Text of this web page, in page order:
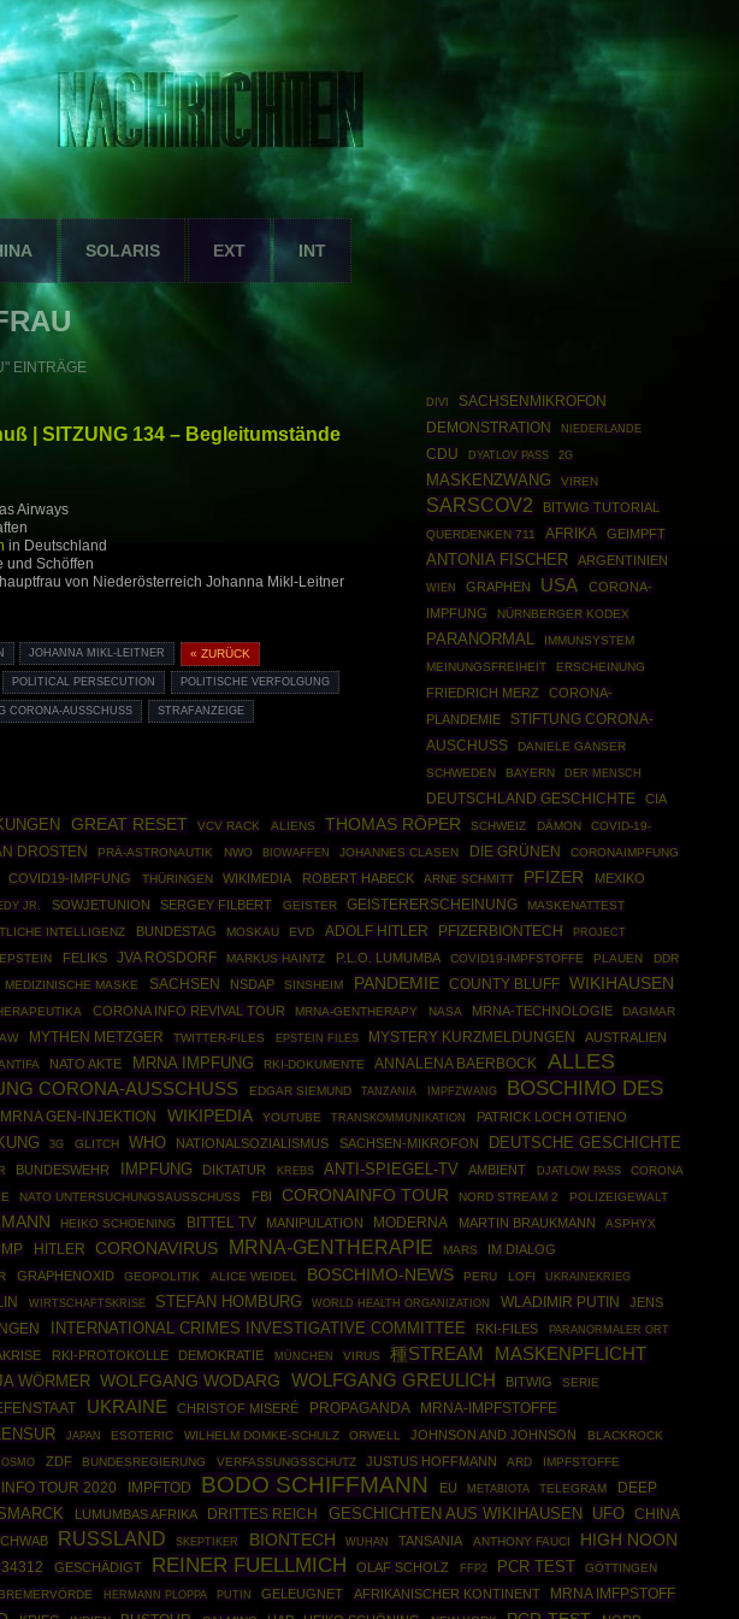
SOLARIS EXT INT
EINTRÄGE
| SITZUNG 134 – Begleitumstände
Airways
in Deutschland
und Schöffen
von Niederösterreich Johanna Mikl-Leitner
JOHANNA MIKL-LEITNER « ZURÜCK
POLITICAL PERSECUTION POLITISCHE VERFOLGUNG
CORONA-AUSSCHUSS STRAFANZEIGE
DIVI
SACHSENMIKROFON
DEMONSTRATION
NIEDERLANDE
CDU DYATLOV PASS 2G
MASKENZWANG VIREN
SARSCOV2 BITWIG TUTORIAL
QUERDENKEN 711 AFRIKA GEIMPFT
ANTONIA FISCHER ARGENTINIEN
WIEN GRAPHEN USA
CORONA-
IMPFUNG
NÜRNBERGER KODEX
PARANORMAL
IMMUNSYSTEM
MEINUNGSFREIHEIT
ERSCHEINUNG
FRIEDRICH MERZ
CORONA-
PLANDEMIE
STIFTUNG CORONA-
AUSCHUSS
DANIELE GANSER
SCHWEDEN
BAYERN DER MENSCH
DEUTSCHLAND GESCHICHTE CIA
GREAT RESET VCV RACK ALIENS THOMAS RÖPER SCHWEIZ DÄMON
COVID-19-
DROSTEN PRÄ-ASTRONAUTIK NWO BIOWAFFEN JOHANNES CLASEN DIE GRÜNEN CORONAIMPFUNG
COVID19-IMPFUNG THÜRINGEN WIKIMEDIA ROBERT HABECK ARNE SCHMITT PFIZER
MEXIKO
JR. SOWJETUNION SERGEY FILBERT GEISTER GEISTERERSCHEINUNG
MASKENATTEST
INTELLIGENZ BUNDESTAG MOSKAU EVD ADOLF HITLER PFIZERBIONTECH
PROJECT
FELIKS JVA ROSDORF MARKUS HAINTZ P.L.O. LUMUMBA COVID19-IMPFSTOFFE PLAUEN DDR
MEDIZINISCHE MASKE SACHSEN NSDAP SINSHEIM PANDEMIE COUNTY BLUFF WIKIHAUSEN
CORONA INFO REVIVAL TOUR MRNA-GENTHERAPY NASA MRNA-TECHNOLOGIE
DAGMAR
MYTHEN METZGER TWITTER-FILES EPSTEIN FILES MYSTERY KURZMELDUNGEN
AUSTRALIEN
NATO AKTE MRNA IMPFUNG RKI-DOKUMENTE ANNALENA BAERBOCK
ALLES
CORONA-AUSSCHUSS EDGAR SIEMUND TANZANIA IMPFZWANG
BOSCHIMO DES
MRNA GEN-INJEKTION WIKIPEDIA YOUTUBE TRANSKOMMUNIKATION
PATRICK LOCH OTIENO
3G GLITCH WHO NATIONALSOZIALISMUS SACHSEN-MIKROFON DEUTSCHE GESCHICHTE
BUNDESWEHR IMPFUNG DIKTATUR KREBS ANTI-SPIEGEL-TV AMBIENT DJATLOW PASS
CORONA
NATO UNTERSUCHUNGSAUSSCHUSS FBI CORONAINFO TOUR NORD STREAM 2 POLIZEIGEWALT
HEIKO SCHOENING BITTEL TV MANIPULATION MODERNA MARTIN BRAUKMANN ASPHYX
HITLER CORONAVIRUS MRNA-GENTHERAPIE MARS
IM DIALOG
GRAPHENOXID GEOPOLITIK ALICE WEIDEL BOSCHIMO-NEWS PERU LOFI
UKRAINEKRIEG
WIRTSCHAFTSKRISE STEFAN HOMBURG WORLD HEALTH ORGANIZATION WLADIMIR PUTIN
JENS
INTERNATIONAL CRIMES INVESTIGATIVE COMMITTEE RKI-FILES PARANORMALER ORT
RKI-PROTOKOLLE DEMOKRATIE MÜNCHEN VIRUS 種STREAM MASKENPFLICHT
WÖRMER WOLFGANG WODARG WOLFGANG GREULICH BITWIG SERIE
UKRAINE CHRISTOF MISERÉ PROPAGANDA MRNA-IMPFSTOFFE
JAPAN ESOTERIC WILHELM DOMKE-SCHULZ ORWELL JOHNSON AND JOHNSON
BLACKROCK
ZDF BUNDESREGIERUNG VERFASSUNGSSCHUTZ JUSTUS HOFFMANN ARD IMPFSTOFFE
TOUR 2020 IMPFTOD BODO SCHIFFMANN EU METABIOTA TELEGRAM
DEEP
LUMUMBAS AFRIKA DRITTES REICH GESCHICHTEN AUS WIKIHAUSEN UFO CHINA
RUSSLAND SKEPTIKER BIONTECH WUHAN TANSANIA ANTHONY FAUCI HIGH NOON
GESCHÄDIGT REINER FUELLMICH OLAF SCHOLZ FFP2 PCR TEST
GÖTTINGEN
HERMANN PLOPPA PUTIN GELEUGNET AFRIKANISCHER KONTINENT MRNA IMFPSTOFF